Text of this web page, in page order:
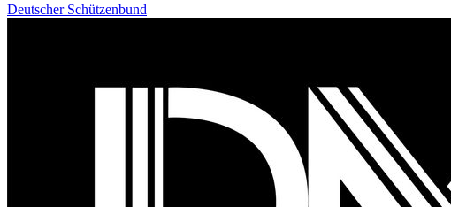
Deutscher Schützenbund